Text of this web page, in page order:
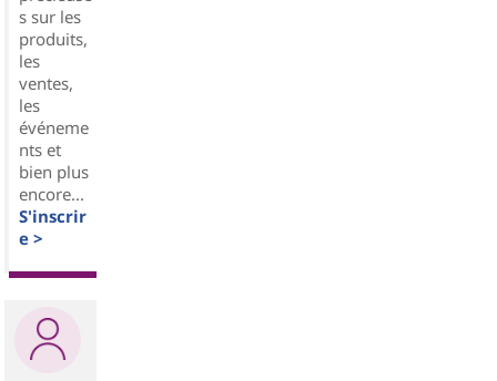
s sur les
produits,
les
ventes,
les
événeme
nts et
bien plus
encore...
S'inscrir
e >